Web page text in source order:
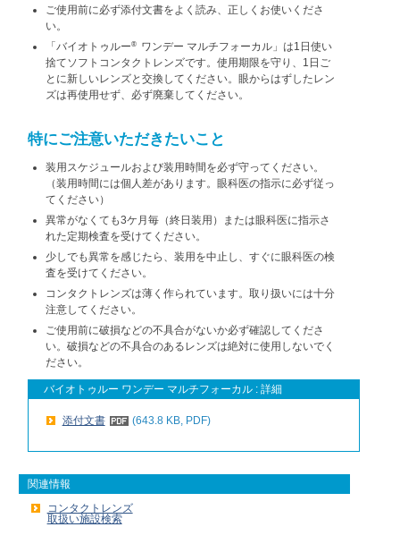
ご使用前に必ず添付文書をよく読み、正しくお使いくださ
い。
「バイオトゥルー® ワンデー マルチフォーカル」は1日使い
捨てソフトコンタクトレンズです。使用期限を守り、 1日ご
とに新しいレンズと交換してください。眼からはずしたレン
ズは再使用せず、必ず廃棄してください。
特にご注意いただきたいこと
装用スケジュールおよび装用時間を必ず守ってください。
（装用時間には個人差があります。眼科医の指示に必ず従っ
てください）
異常がなくても3ケ月毎（終日装用）または眼科医に指示さ
れた定期検査を受けてください。
少しでも異常を感じたら、装用を中止し、すぐに眼科医の検
査を受けてください。
コンタクトレンズは薄く作られています。取り扱いには十分
注意してください。
ご使用前に破損などの不具合がないか必ず確認してくださ
い。破損などの不具合のあるレンズは絶対に使用しないで く
ださい。
バイオトゥルー ワンデー マルチフォーカル : 詳細
添付文書 (643.8 KB, PDF)
関連情報
コンタクトレンズ
取扱い施設検索